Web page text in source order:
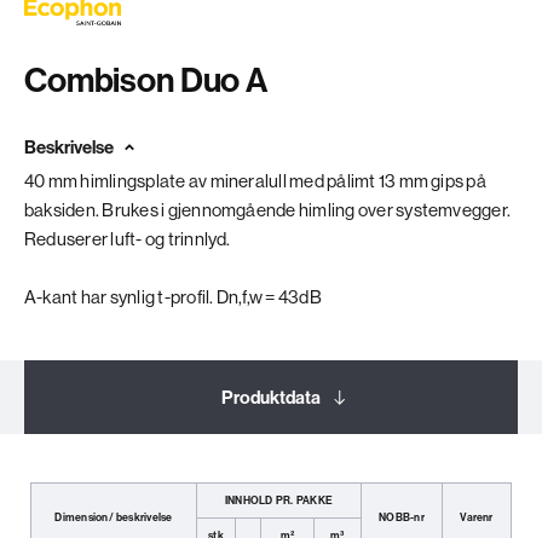
Combison Duo A
Beskrivelse
40 mm himlingsplate av mineralull med pålimt 13 mm gips på
baksiden. Brukes i gjennomgående himling over systemvegger.
Reduserer luft- og trinnlyd.
A-kant har synlig t-profil. Dn,f,w = 43dB
Produktdata
Dimension/ beskrivelse
INNHOLD PR. PAKKE
NOBB-nr
Varenr
stk
m² m³